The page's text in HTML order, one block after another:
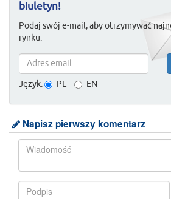
biuletyn!
Podaj swój e-mail, aby otrzymywać
rynku.
Język: PL EN
Napisz pierwszy komentarz